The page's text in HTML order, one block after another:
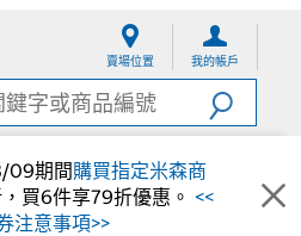
賣場位置 我的帳戶
09期間購買指定米森商
買6件享79折優惠。 <<
注意事項>>